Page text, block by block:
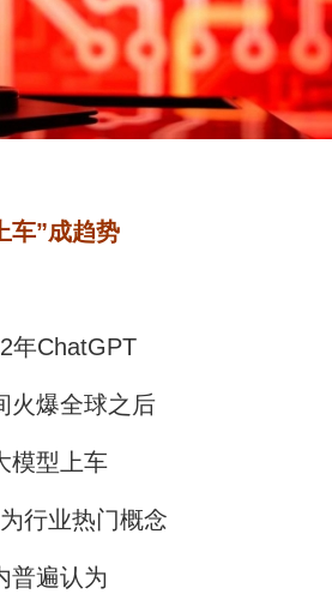
车”成趋势
年ChatGPT
火爆全球之后
模型上车
行业热门概念
普遍认为